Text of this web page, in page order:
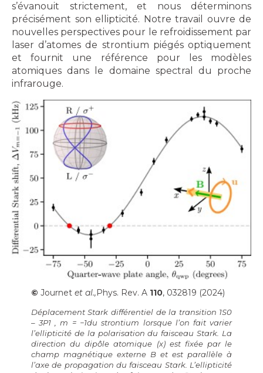
s’évanouit strictement, et nous déterminons
précisément son ellipticité. Notre travail ouvre de
nouvelles perspectives pour le refroidissement par
laser d’atomes de strontium piégés optiquement
et fournit une référence pour les modèles
atomiques dans le domaine spectral du proche
infrarouge.
© Journet et al.,Phys. Rev. A 110, 032819 (2024)
Déplacement Stark différentiel de la transition 1S0
– 3P1, m = −1du strontium lorsque l’on fait varier
l’ellipticité de la polarisation du faisceau Stark. La
direction du dipôle atomique (x) est fixée par le
champ magnétique externe B et est parallèle à
l’axe de propagation du faisceau Stark. L’ellipticité